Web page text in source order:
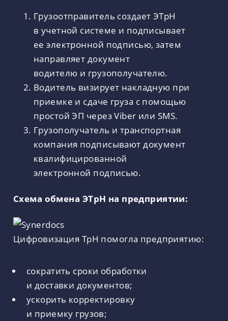
Грузоотправитель создает ЭТрН
в учетной системе и подписывает
ее электронной подписью, затем
направляет документ
водителю и грузополучателю.
Водитель визирует накладную при
приемке и сдаче груза с помощью
простой ЭП через Viber или SMS.
Грузополучатель и транспортная
компания подписывают документ
квалифицированной
электронной подписью.
Схема обмена ЭТрН на предприятии:
Цифровизация ТрН помогла предприятию:
сократить сроки обработки
и доставки документов;
ускорить корректировку
и приемку грузов;